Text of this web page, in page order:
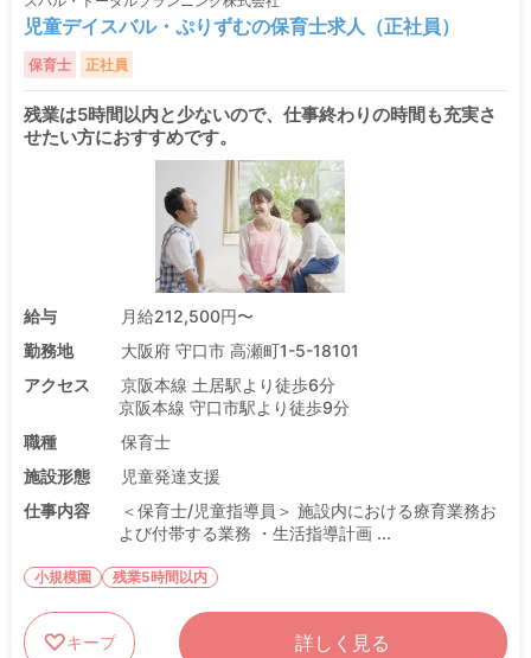
児童デイスバル・ぷりずむの保育士求人（正社員）
保育士 正社員
残業は5時間以内と少ないので、仕事終わりの時間も充実さ
せたい方におすすめです。
給与
月給212,500円〜
勤務地
大阪府 守口市 高瀬町1-5-18101
アクセス
京阪本線 土居駅より徒歩6分
京阪本線 守口市駅より徒歩9分
職種
保育士
施設形態
児童発達支援
仕事内容
＜保育士/児童指導員＞ 施設内における療育業務お
よび付帯する業務 ・生活指導計画 ...
小規模園 残業5時間以内
キープ 詳しく見る